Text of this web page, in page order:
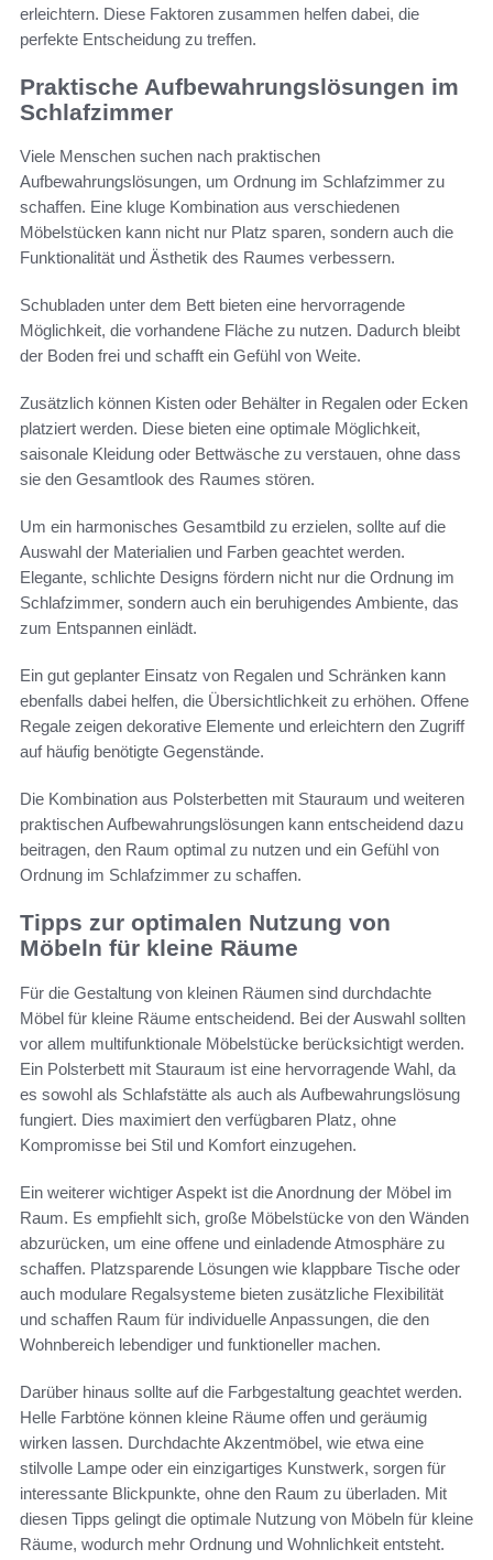
erleichtern. Diese Faktoren zusammen helfen dabei, die
perfekte Entscheidung zu treffen.
Praktische Aufbewahrungslösungen im
Schlafzimmer
Viele Menschen suchen nach praktischen
Aufbewahrungslösungen, um Ordnung im Schlafzimmer zu
schaffen. Eine kluge Kombination aus verschiedenen
Möbelstücken kann nicht nur Platz sparen, sondern auch die
Funktionalität und Ästhetik des Raumes verbessern.
Schubladen unter dem Bett bieten eine hervorragende
Möglichkeit, die vorhandene Fläche zu nutzen. Dadurch bleibt
der Boden frei und schafft ein Gefühl von Weite.
Zusätzlich können Kisten oder Behälter in Regalen oder Ecken
platziert werden. Diese bieten eine optimale Möglichkeit,
saisonale Kleidung oder Bettwäsche zu verstauen, ohne dass
sie den Gesamtlook des Raumes stören.
Um ein harmonisches Gesamtbild zu erzielen, sollte auf die
Auswahl der Materialien und Farben geachtet werden.
Elegante, schlichte Designs fördern nicht nur die Ordnung im
Schlafzimmer, sondern auch ein beruhigendes Ambiente, das
zum Entspannen einlädt.
Ein gut geplanter Einsatz von Regalen und Schränken kann
ebenfalls dabei helfen, die Übersichtlichkeit zu erhöhen. Offene
Regale zeigen dekorative Elemente und erleichtern den Zugriff
auf häufig benötigte Gegenstände.
Die Kombination aus Polsterbetten mit Stauraum und weiteren
praktischen Aufbewahrungslösungen kann entscheidend dazu
beitragen, den Raum optimal zu nutzen und ein Gefühl von
Ordnung im Schlafzimmer zu schaffen.
Tipps zur optimalen Nutzung von
Möbeln für kleine Räume
Für die Gestaltung von kleinen Räumen sind durchdachte
Möbel für kleine Räume entscheidend. Bei der Auswahl sollten
vor allem multifunktionale Möbelstücke berücksichtigt werden.
Ein Polsterbett mit Stauraum ist eine hervorragende Wahl, da
es sowohl als Schlafstätte als auch als Aufbewahrungslösung
fungiert. Dies maximiert den verfügbaren Platz, ohne
Kompromisse bei Stil und Komfort einzugehen.
Ein weiterer wichtiger Aspekt ist die Anordnung der Möbel im
Raum. Es empfiehlt sich, große Möbelstücke von den Wänden
abzurücken, um eine offene und einladende Atmosphäre zu
schaffen. Platzsparende Lösungen wie klappbare Tische oder
auch modulare Regalsysteme bieten zusätzliche Flexibilität
und schaffen Raum für individuelle Anpassungen, die den
Wohnbereich lebendiger und funktioneller machen.
Darüber hinaus sollte auf die Farbgestaltung geachtet werden.
Helle Farbtöne können kleine Räume offen und geräumig
wirken lassen. Durchdachte Akzentmöbel, wie etwa eine
stilvolle Lampe oder ein einzigartiges Kunstwerk, sorgen für
interessante Blickpunkte, ohne den Raum zu überladen. Mit
diesen Tipps gelingt die optimale Nutzung von Möbeln für kleine
Räume, wodurch mehr Ordnung und Wohnlichkeit entsteht.